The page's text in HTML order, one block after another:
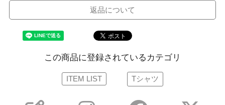
返品について
この商品に登録されているカテゴリ
ITEM LIST Tシャツ